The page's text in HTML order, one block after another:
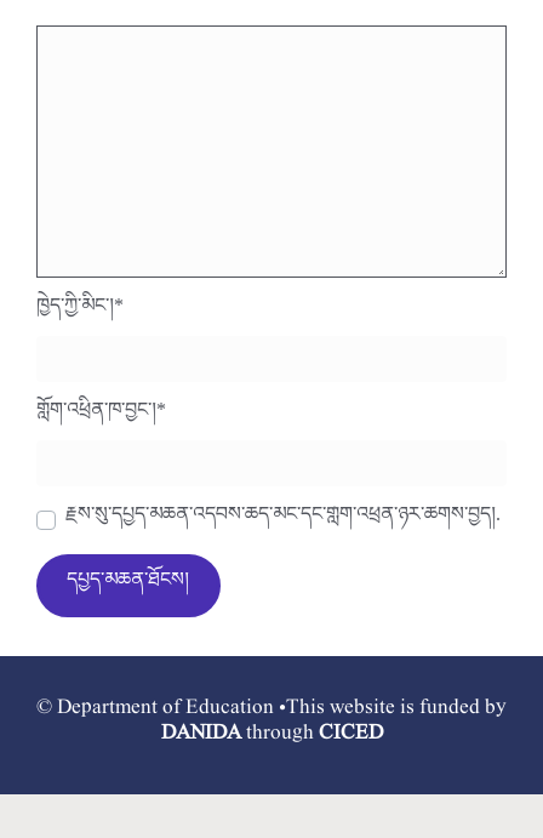
ཁྱེད་ཀྱི་མིང་།*
གློག་འཕྲིན་ཁ་བྱང་།*
རྗེས་སུ་དཔྱད་མཆན་འདེབས་ཆེད་མིང་དང་གློག་འཕྲིན་ཉར་ཚགས་བྱེད།.
© Department of Education •This website is funded by
DANIDAthroughCICED